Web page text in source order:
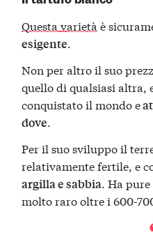
Questa varietà è
esigente.
Non per altro il suo
quello di qualsiasi altra,
conquistato il mondo e
dove.
Per il suo sviluppo il
relativamente fertile, e
argilla e sabbia. Ha
molto raro oltre i 600-